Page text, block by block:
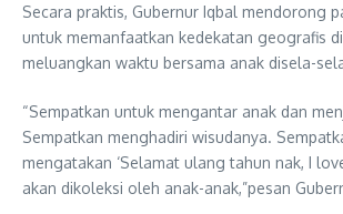
Secara praktis, Gubernur Iqbal mendorong
untuk memanfaatkan kedekatan geografis
meluangkan waktu bersama anak disela-
“Sempatkan untuk mengantar anak dan
Sempatkan menghadiri wisudanya.
mengatakan ‘Selamat ulang tahun nak, I
akan dikoleksi oleh anak-anak,”pesan